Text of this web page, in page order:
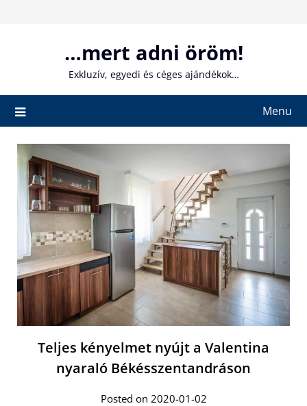
…mert adni öröm!
Exkluzív, egyedi és céges ajándékok…
Menu
Teljes kényelmet nyújt a Valentina
nyaraló Békésszentandráson
Posted on 2020-01-02